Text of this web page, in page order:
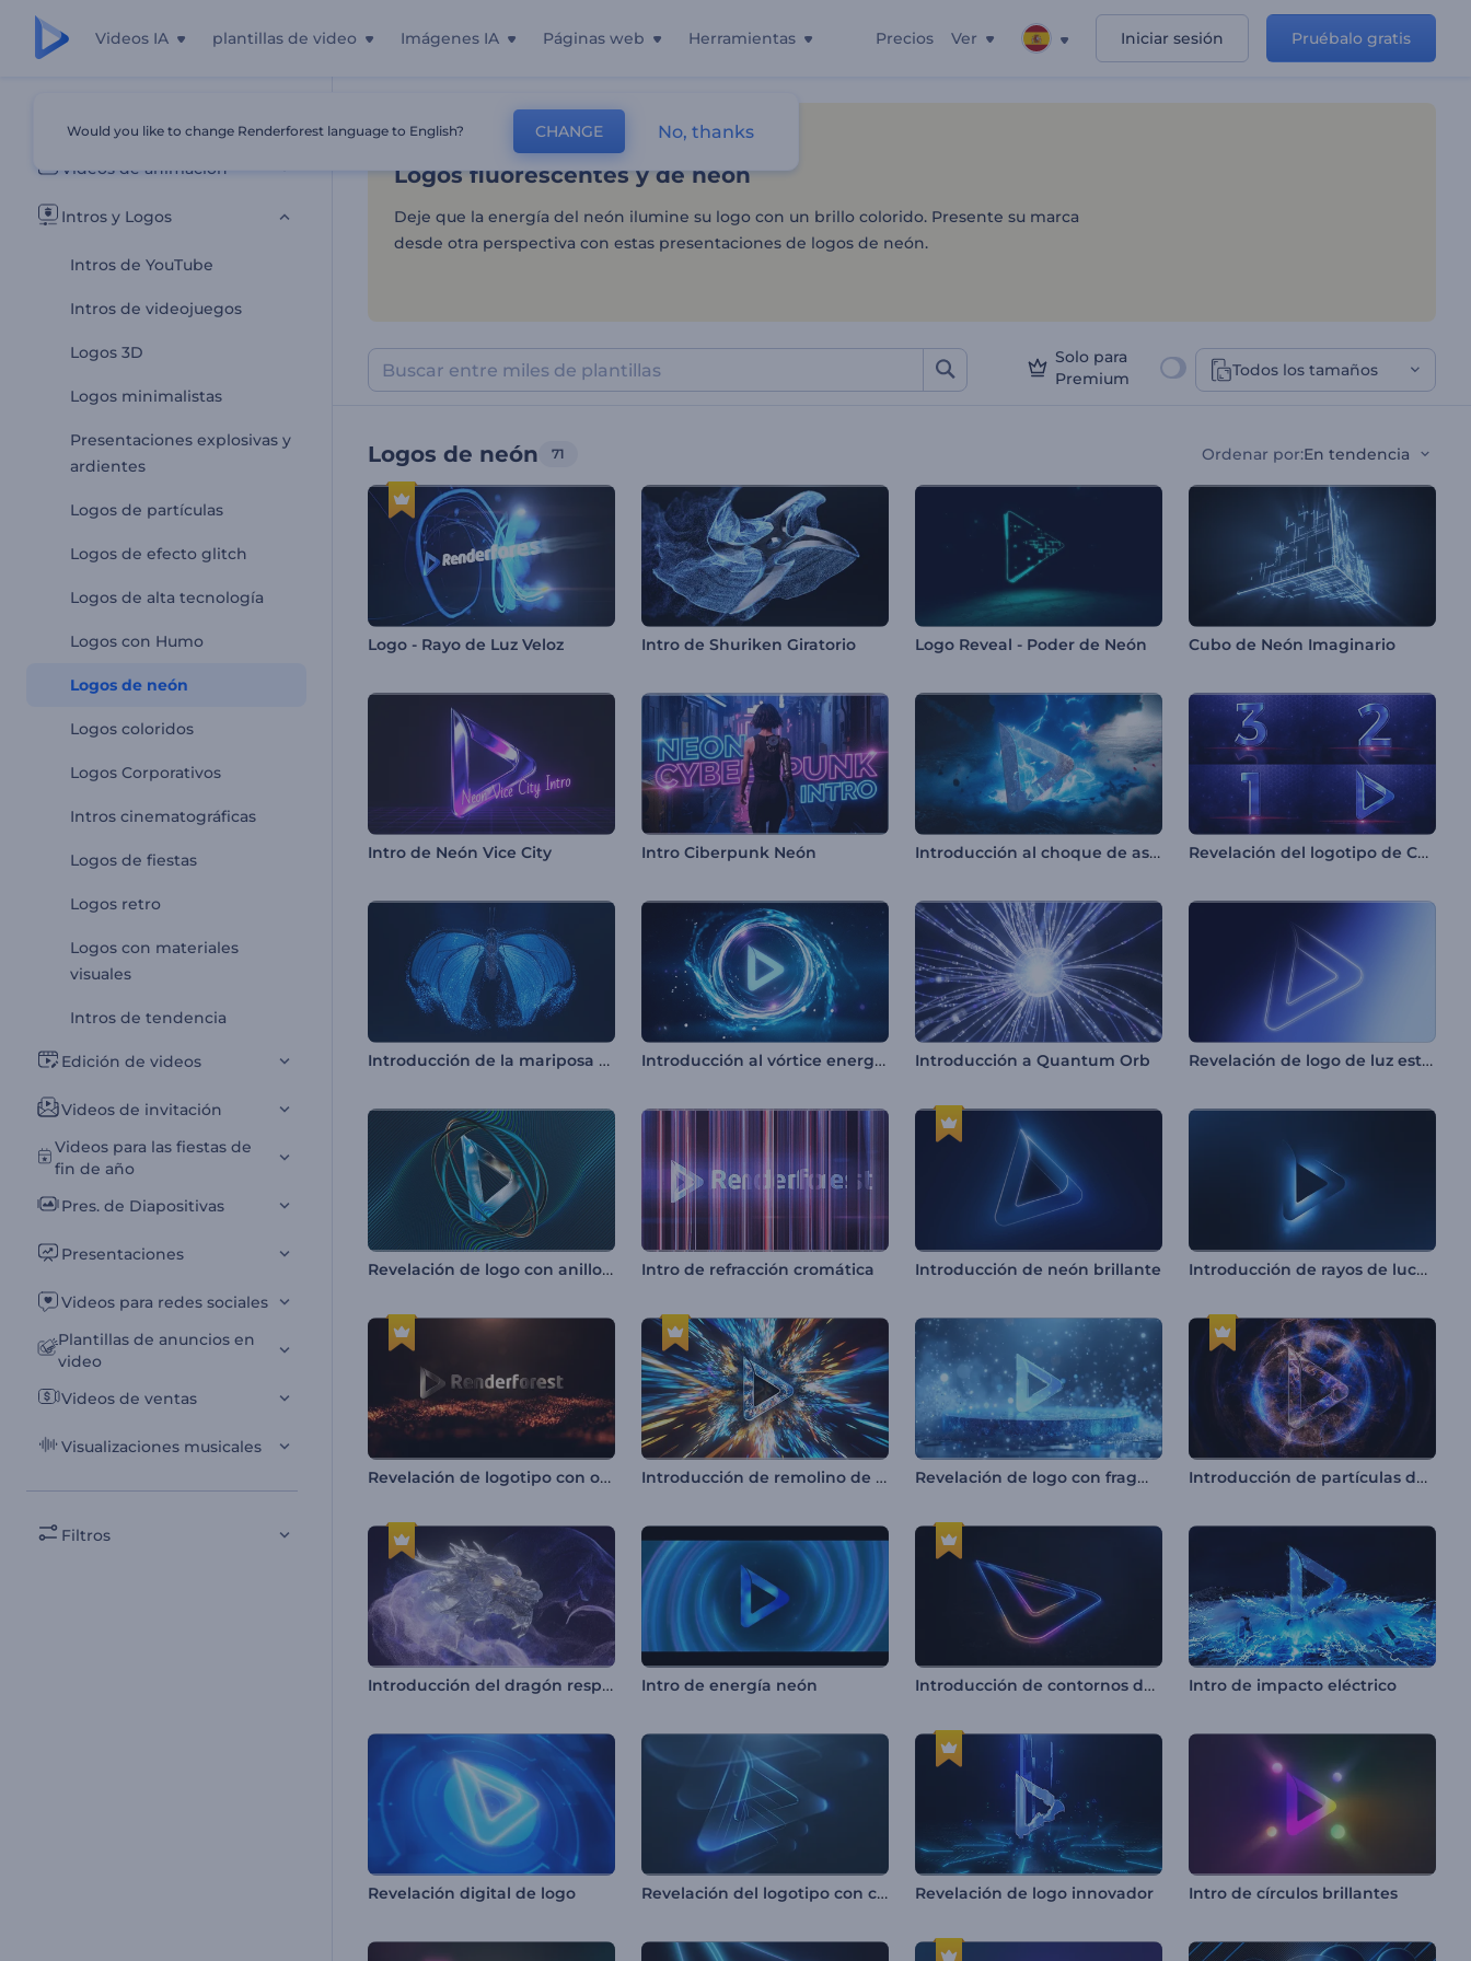
Videos IA plantillas de video Imágenes IA Páginas web Herramientas Precios Ver Iniciar sesión Pruébalo gratis
Todas las plantillas
Videos de animación
Intros y Logos
Intros de YouTube
Intros de videojuegos
Logos 3D
Logos minimalistas
Presentaciones explosivas y
ardientes
Logos de partículas
Logos de efecto glitch
Logos de alta tecnología
Logos con Humo
Logos de neón
Logos coloridos
Logos Corporativos
Intros cinematográficas
Logos de fiestas
Logos retro
Logos con materiales
visuales
Intros de tendencia
Edición de videos
Videos de invitación
Videos para las fiestas de
fin de año
Pres. de Diapositivas
Presentaciones
Videos para redes sociales
Plantillas de anuncios en
video
Videos de ventas
Visualizaciones musicales
Filtros
Logos fluorescentes y de neón
Inicio Plantillas Intros Y Logos Logos De Neón
Logos fluorescentes y de neón
Deje que la energía del neón ilumine su logo con un brillo colorido. Presente su marca
desde otra perspectiva con estas presentaciones de logos de neón.
Solo para
Premium
Todos los tamaños
Logos de neón 71 Ordenar por:En tendencia
Logo - Rayo de Luz Veloz Intro de Shuriken Giratorio Logo Reveal - Poder de Neón Cubo de Neón Imaginario
Intro de Neón Vice City Intro Ciberpunk Neón Introducción al choque de asteroides Revelación del logotipo de Countdown
Introducción de la mariposa brillante Introducción al vórtice energético Introducción a Quantum Orb Revelación de logo de luz estilizada
Revelación de logo con anillos giratorios Intro de refracción cromática Introducción de neón brillante Introducción de rayos de luces de neón
Revelación de logotipo con ondas de partículas Introducción de remolino de partículas brillantes Revelación de logo con fragmentos de hielo Introducción de partículas de neón en llamas
Introducción del dragón resplandeciente Intro de energía neón Introducción de contornos de neón Intro de impacto eléctrico
Revelación digital de logo Revelación del logotipo con capas resplandecientes Revelación de logo innovador Intro de círculos brillantes
Would you like to change Renderforest language to English? CHANGE No, thanks